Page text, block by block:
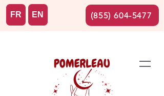
FR EN (855) 604-5477